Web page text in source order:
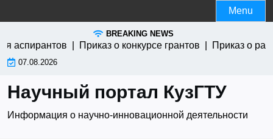
to
Menu
BREAKING NEWS
аспирантов | Приказ о конкурсе грантов | Приказ о
07.08.2026
Научный портал КузГТУ
Информация о научно-инновационной деятельности